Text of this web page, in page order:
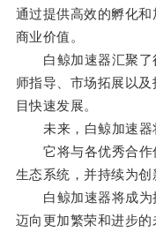
通过提供高效的孵化
商业价值。
白鲸加速器汇聚了
师指导、市场拓展以
目快速发展。
未来，白鲸加速器
它将与各优秀合作
生态系统，并持续为创
白鲸加速器将成为
迈向更加繁荣和进步的